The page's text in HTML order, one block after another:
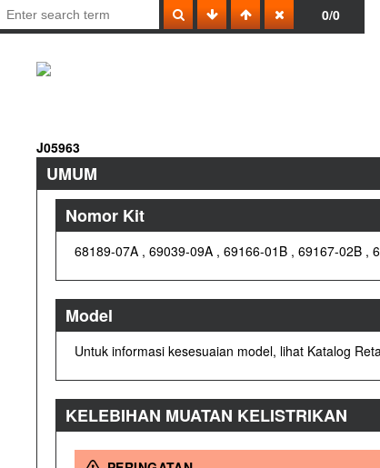
0/0
J05963
UMUM
Nomor Kit
68189-07A , 69039-09A , 69166-01B , 69167-02B
Model
Untuk informasi kesesuaian model, lihat Katalog
KELEBIHAN MUATAN KELISTRIKAN